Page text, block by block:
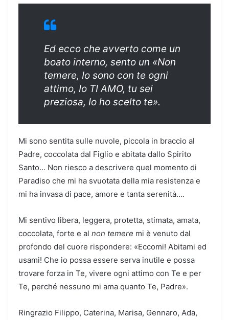
Ed ecco che avverto come un
boato interno, sento un «Non
temere, Io sono con te ogni
attimo, Io TI AMO, tu sei
preziosa, Io ho scelto te».
Mi sono sentita sulle nuvole, piccola in braccio al
Padre, coccolata dal Figlio e abitata dallo Spirito
Santo… Non riesco a descrivere quel momento di
Paradiso che mi ha svuotata della mia resistenza e
mi ha invasa di pace, amore e tanta serenità….
Mi sentivo libera, leggera, protetta, stimata, amata,
coccolata, forte e al non temere mi è venuto dal
profondo del cuore rispondere: «Eccomi! Abitami ed
usami! Che io possa essere serva inutile e possa
trovare forza in Te, vivere ogni attimo con Te e per
Te, perché nessuno mi ama quanto Te, Padre».
Ringrazio Filippo, Caterina, Marisa, Gennaro, Ada,